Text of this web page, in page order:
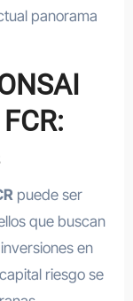
panorama
puede ser
que buscan
en
riesgo se